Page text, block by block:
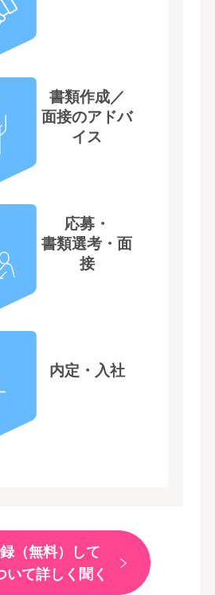
書類作成／
面接のアドバ
イス
応募・
書類選考・面
接
内定・入社
（無料）して
いて詳しく聞く